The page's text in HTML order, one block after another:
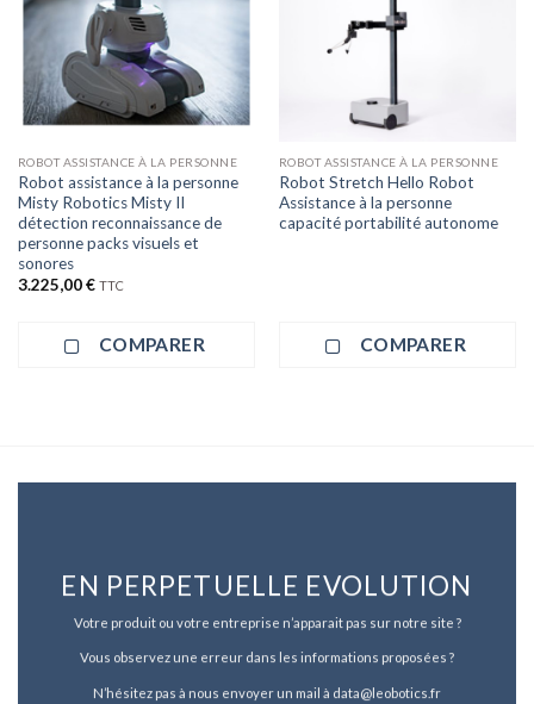
ROBOT ASSISTANCE À LA PERSONNE
Robot assistance à la personne
Misty Robotics Misty II
détection reconnaissance de
personne packs visuels et
sonores
3.225,00€ TTC
COMPARER
ROBOT ASSISTANCE À LA PERSONNE
Robot Stretch Hello Robot
Assistance à la personne
capacité portabilité autonome
COMPARER
EN PERPETUELLE EVOLUTION
Votre produit ou votre entreprise n’apparait pas sur notre site ?
Vous observez une erreur dans les informations proposées ?
N’hésitez pas à nous envoyer un mail à data@leobotics.fr